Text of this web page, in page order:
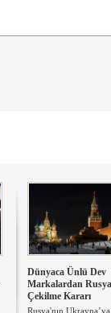
Dünyaca Ünlü Dev
Markalardan
Çekilme Kararı
Rusya'nın Ukrayna’ya